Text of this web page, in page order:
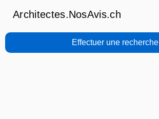
Architectes.NosAvis.ch
Effectuer une recherche